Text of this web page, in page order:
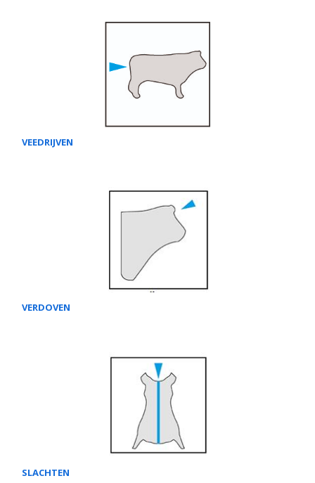
VEEDRIJVEN
VERDOVEN
SLACHTEN